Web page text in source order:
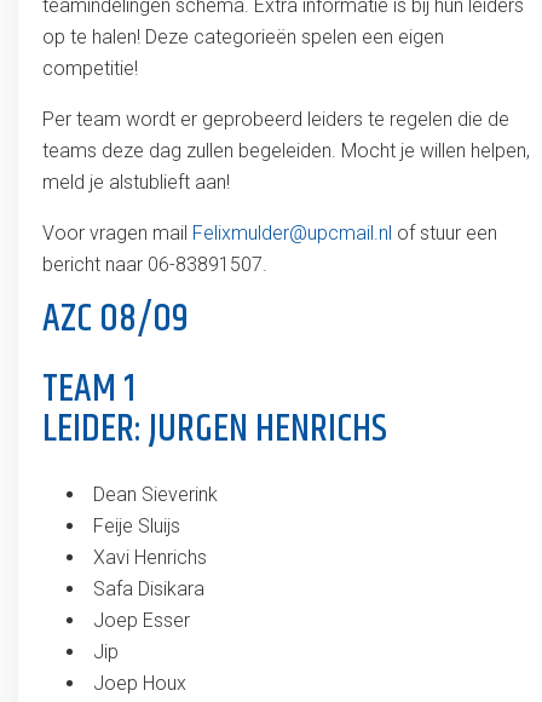
teamindelingen schema. Extra informatie is bij hun leiders
op te halen! Deze categorieën spelen een eigen
competitie!
Per team wordt er geprobeerd leiders te regelen die de
teams deze dag zullen begeleiden. Mocht je willen helpen,
meld je alstublieft aan!
Voor vragen mail Felixmulder@upcmail.nl of stuur een
bericht naar 06-83891507.
AZC O8/O9
TEAM 1
LEIDER: JURGEN HENRICHS
Dean Sieverink
Feije Sluijs
Xavi Henrichs
Safa Disikara
Joep Esser
Jip
Joep Houx